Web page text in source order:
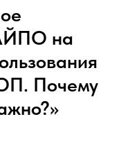
на
Почему